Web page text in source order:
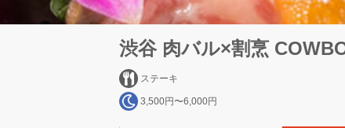
渋谷 肉バル×割烹
ステーキ
3,500円〜6,000円